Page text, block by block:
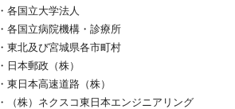
・各国立大学法人
・各国立病院機構・診療所
・東北及び宮城県各市町村
・日本郵政（株）
・東日本高速道路（株）
・（株）ネクスコ東日本エンジニアリング